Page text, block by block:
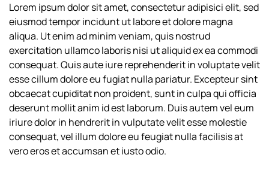
Lorem ipsum dolor sit amet, consectetur adipisici elit, sed
eiusmod tempor incidunt ut labore et dolore magna
aliqua. Ut enim ad minim veniam, quis nostrud
exercitation ullamco laboris nisi ut aliquid ex ea commodi
consequat. Quis aute iure reprehenderit in voluptate velit
esse cillum dolore eu fugiat nulla pariatur. Excepteur sint
obcaecat cupiditat non proident, sunt in culpa qui officia
deserunt mollit anim id est laborum. Duis autem vel eum
iriure dolor in hendrerit in vulputate velit esse molestie
consequat, vel illum dolore eu feugiat nulla facilisis at
vero eros et accumsan et iusto odio.